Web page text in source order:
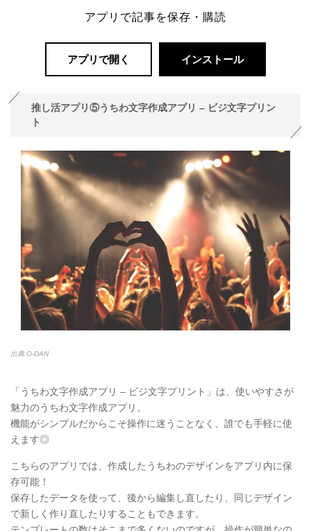
アプリで記事を保存・購読
アプリで開く インストール
推し活アプリ⑤うちわ文字作成アプリ – ビジ文字プリン
ト
出典:O-DAN
「うちわ文字作成アプリ – ビジ文字プリント」は、使いやすさが
魅力のうちわ文字作成アプリ。
機能がシンプルだからこそ操作に迷うことなく、誰でも手軽に使
えます◎
こちらのアプリでは、作成したうちわのデザインをアプリ内に保
存可能！
保存したデータを使って、後から編集し直したり、同じデザイン
で新しく作り直したりすることもできます。